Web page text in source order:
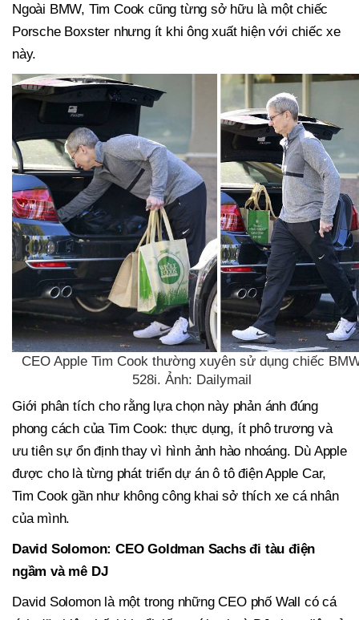
Ngoài BMW, Tim Cook cũng từng sở hữu là một chiếc
Porsche Boxster nhưng ít khi ông xuất hiện với chiếc xe
này.
CEO Apple Tim Cook thường xuyên sử dụng chiếc
528i. Ảnh: Dailymail
Giới phân tích cho rằng lựa chọn này phản ánh đúng
phong cách của Tim Cook: thực dụng, ít phô trương và
ưu tiên sự ổn định thay vì hình ảnh hào nhoáng. Dù Apple
được cho là từng phát triển dự án ô tô điện Apple Car,
Tim Cook gần như không công khai sở thích xe cá nhân
của mình.
David Solomon: CEO Goldman Sachs đi tàu điện
ngầm và mê DJ
David Solomon là một trong những CEO phố Wall có cá